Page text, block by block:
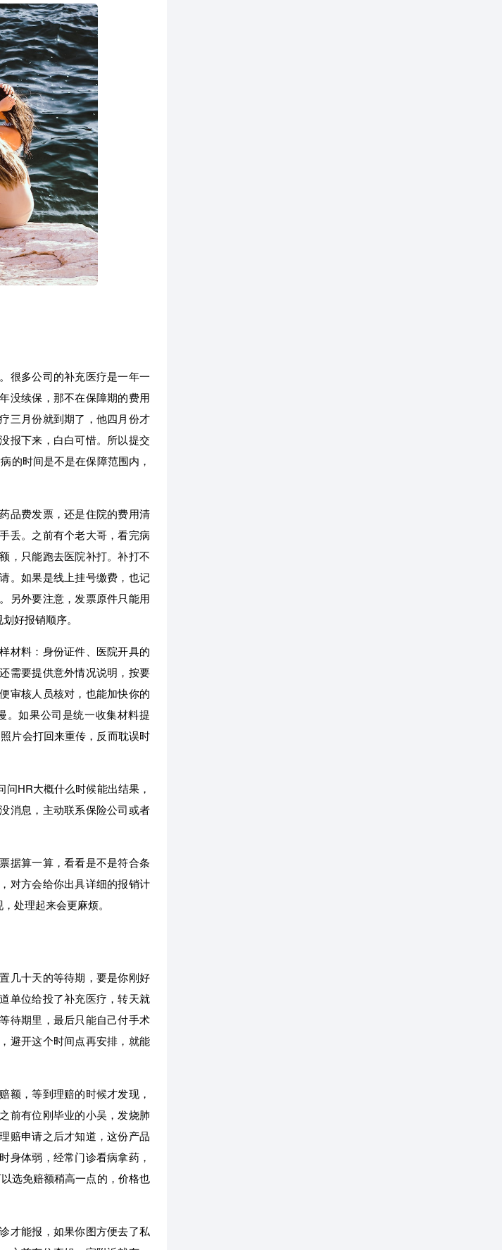
很多公司的补充医疗是一年一
没续保，那不在保障期的费用
三月份就到期了，他四月份才
报下来，白白可惜。所以提交
的时间是不是在保障范围内，
品费发票，还是住院的费用清
丢。之前有个老大哥，看完病
，只能跑去医院补打。补打不
。如果是线上挂号缴费，也记
另外要注意，发票原件只能用
好报销顺序。
材料：身份证件、医院开具的
需要提供意外情况说明，按要
审核人员核对，也能加快你的
。如果公司是统一收集材料提
片会打回来重传，反而耽误时
HR大概什么时候能出结果，
消息，主动联系保险公司或者
据算一算，看看是不是符合条
对方会给你出具详细的报销计
处理起来会更麻烦。
几十天的等待期，要是你刚好
单位给投了补充医疗，转天就
待期里，最后只能自己付手术
避开这个时间点再安排，就能
额，等到理赔的时候才发现，
前有位刚毕业的小吴，发烧肺
赔申请之后才知道，这份产品
身体弱，经常门诊看病拿药，
选免赔额稍高一点的，价格也
才能报，如果你图方便去了私